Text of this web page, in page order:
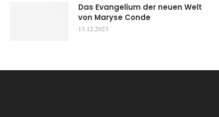
Das Evangelium der neuen Welt
von Maryse Conde
13.12.2023